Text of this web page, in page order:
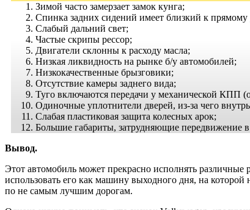
Зимой часто замерзает замок кунга;
Спинка задних сидений имеет близкий к прямому
Слабый дальний свет;
Частые скрипы рессор;
Двигатели склонны к расходу масла;
Низкая ликвидность на рынке б/у автомобилей;
Низкокачественные брызговики;
Отсутствие камеры заднего вида;
Туго включаются передачи у механической КПП
Одиночные уплотнители дверей, из-за чего
Слабая пластиковая защита колесных арок;
Большие габариты, затрудняющие передвижение
Вывод.
Этот автомобиль может прекрасно исполнять
использовать его как машину выходного дня, на которой
по не самым лучшим дорогам.